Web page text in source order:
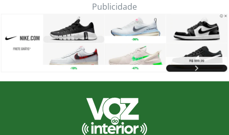
Publicidade